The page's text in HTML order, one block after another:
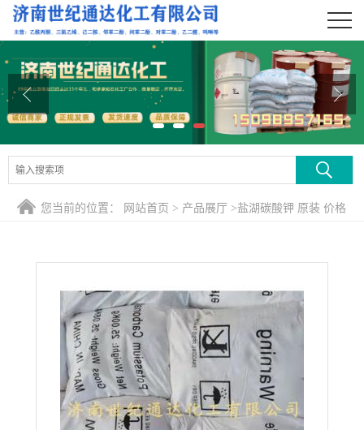
公司首页
公司介绍
产品展厅
证书荣誉
您当前的位置： 网站首页 > 产品展厅 >盐湖碳酸钾 原装 价格